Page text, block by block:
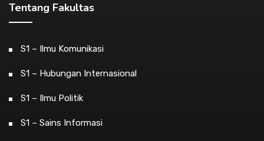
Tentang Fakultas
S1 – Ilmu Komunikasi
S1 – Hubungan Internasional
S1 – Ilmu Politik
S1 – Sains Informasi